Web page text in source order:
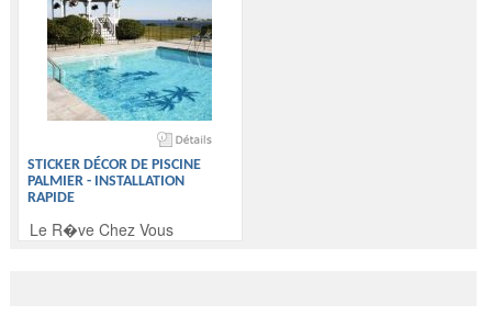
STICKER DÉCOR DE PISCINE
PALMIER - INSTALLATION
RAPIDE
Le R�ve Chez Vous